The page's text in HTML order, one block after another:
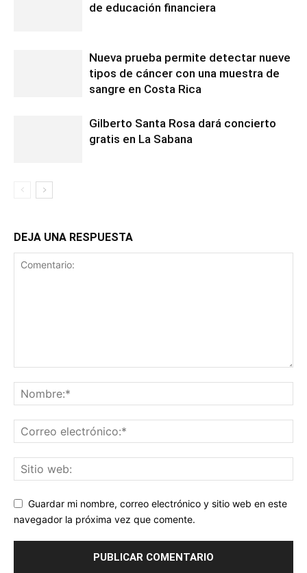
de educación financiera
Nueva prueba permite detectar nueve
tipos de cáncer con una muestra de
sangre en Costa Rica
Gilberto Santa Rosa dará concierto
gratis en La Sabana
DEJA UNA RESPUESTA
Guardar mi nombre, correo electrónico y sitio web en este
navegador la próxima vez que comente.